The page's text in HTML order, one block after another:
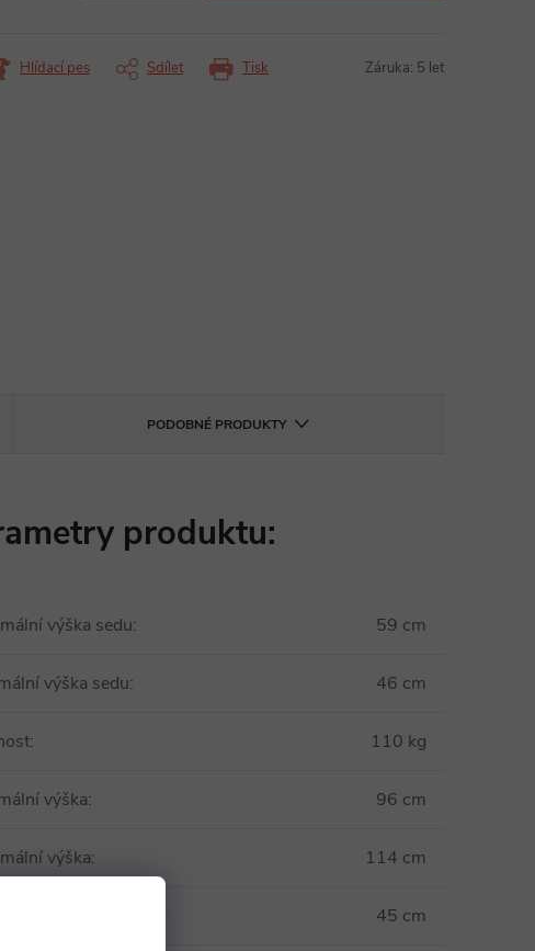
Tisk
Hlídací pes Sdílet Záruka: 5 let
PODOBNÉ PRODUKTY
produktu:
výška sedu: 59 cm
výška sedu: 46 cm
: 110 kg
výška: 96 cm
výška: 114 cm
45 cm